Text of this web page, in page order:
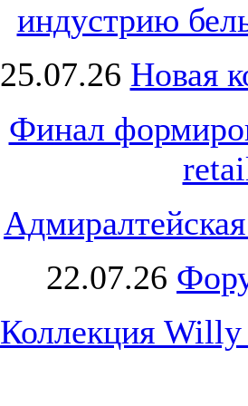
индустрию
25.07.26 Новая
Финал
22.07.26
Коллекция Willy